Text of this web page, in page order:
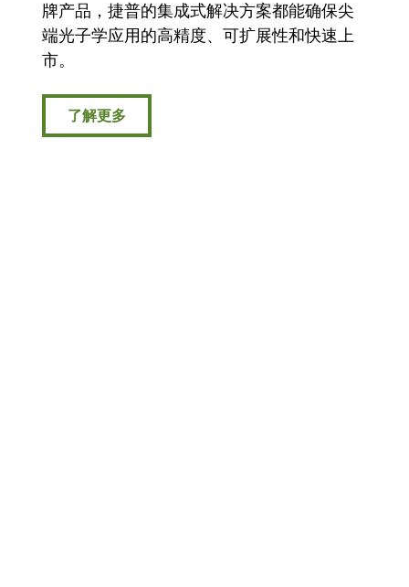
牌产品，捷普的集成式解决方案都能确保尖
端光子学应用的高精度、可扩展性和快速上
市。
了解更多